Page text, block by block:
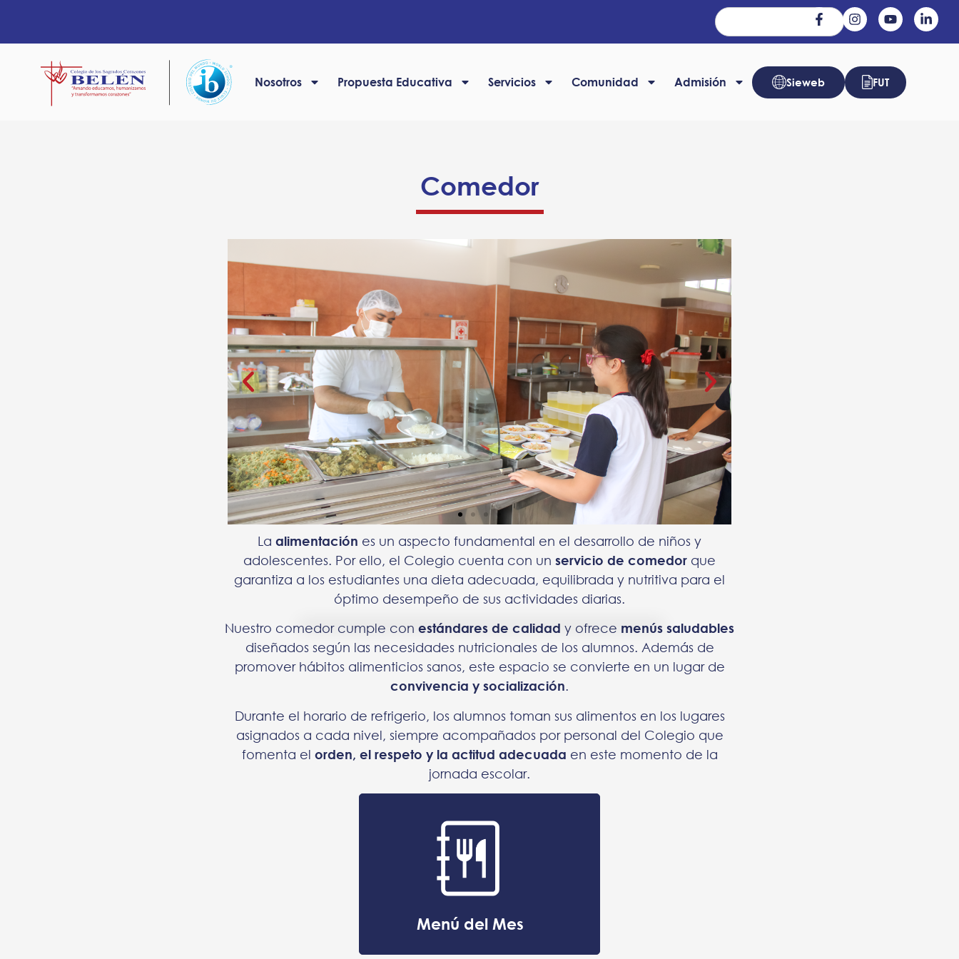
Nosotros Propuesta Educativa Servicios Comunidad Admisión Sieweb FUT
Comedor
La alimentación es un aspecto fundamental en el desarrollo de niños y
adolescentes. Por ello, el Colegio cuenta con un servicio de comedor que
garantiza a los estudiantes una dieta adecuada, equilibrada y nutritiva para el
óptimo desempeño de sus actividades diarias.
Nuestro comedor cumple con estándares de calidad y ofrece menús saludables
diseñados según las necesidades nutricionales de los alumnos. Además de
promover hábitos alimenticios sanos, este espacio se convierte en un lugar de
convivencia y socialización.
Durante el horario de refrigerio, los alumnos toman sus alimentos en los lugares
asignados a cada nivel, siempre acompañados por personal del Colegio que
fomenta el orden, el respeto y la actitud adecuada en este momento de la
jornada escolar.
Menú del Mes